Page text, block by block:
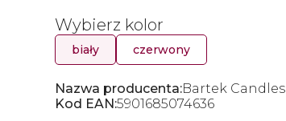
Wybierz kolor
biały czerwony
Nazwa producenta:Bartek Candles
Kod EAN:5901685074636